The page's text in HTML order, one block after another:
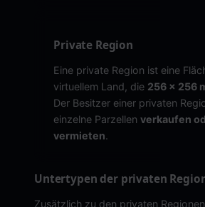
Private Region
Eine private Region ist eine
virtuellem Land, die 256 x 256
Der Besitzer einer privaten
einzelne Parzellenverkaufen
vermieten.
Untertypen der privaten
Zusätzlich zu den privaten